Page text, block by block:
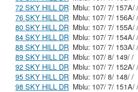
72 SKY HILL DR
Mblu: 107/ 7/ 157A/ /
76 SKY HILL DR
Mblu: 107/ 7/ 156A/ /
80 SKY HILL DR
Mblu: 107/ 7/ 155A/ /
84 SKY HILL DR
Mblu: 107/ 7/ 154A/ /
88 SKY HILL DR
Mblu: 107/ 7/ 153A/ /
89 SKY HILL DR
Mblu: 107/ 8/ 149/ /
92 SKY HILL DR
Mblu: 107/ 7/ 152A/ /
95 SKY HILL DR
Mblu: 107/ 8/ 148/ /
98 SKY HILL DR
Mblu: 107/ 7/ 151A/ /